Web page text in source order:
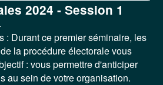
2024 - Session 1
: Durant ce premier séminaire, les
la procédure électorale vous
: vous permettre d'anticiper
au sein de votre organisation.